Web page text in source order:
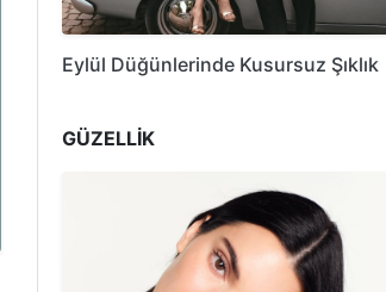
Eylül Düğünlerinde Kusursuz Şıklık
GÜZELLİK